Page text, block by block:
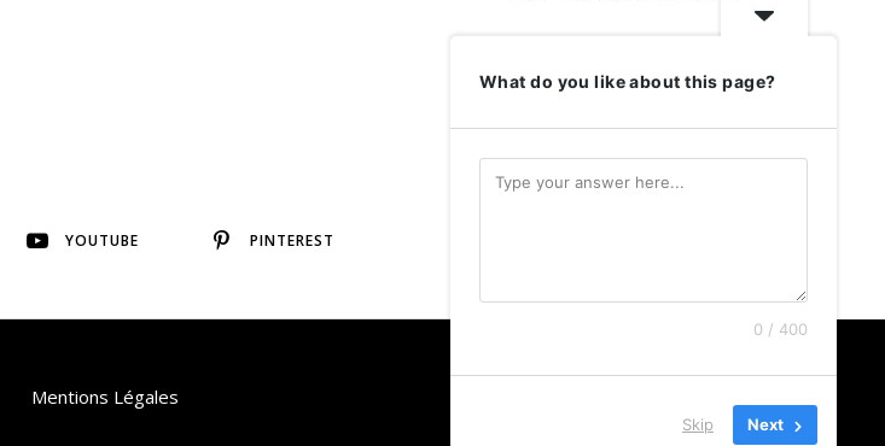
YOUTUBE PINTEREST
Mentions Légales
What do you like about this page?
0 / 400
Skip Next